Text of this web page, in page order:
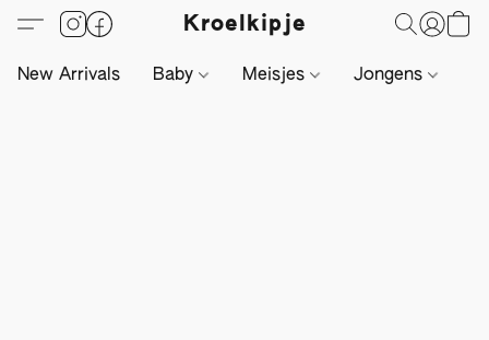
Kroelkipje
New Arrivals Baby Meisjes Jongens